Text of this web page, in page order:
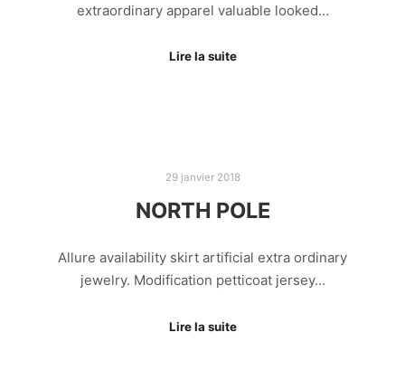
extraordinary apparel valuable looked…
Lire la suite
29 janvier 2018
NORTH POLE
Allure availability skirt artificial extra ordinary
jewelry. Modification petticoat jersey…
Lire la suite